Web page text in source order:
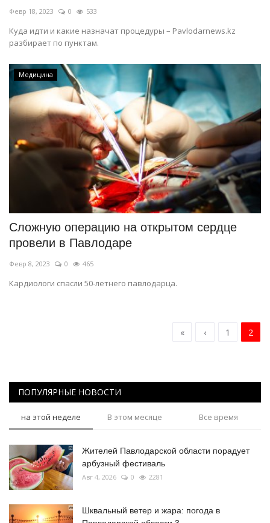
Февр 18, 2023 0 533
Куда идти и какие назначат процедуры – Pavlodarnews.kz
разбирает по пунктам.
Медицина
Сложную операцию на открытом сердце
провели в Павлодаре
Февр 8, 2023 0 465
Кардиологи спасли 50-летнего павлодарца.
« ‹ 1 2
ПОПУЛЯРНЫЕ НОВОСТИ
на этой неделе В этом месяце Все время
Жителей Павлодарской области порадует
арбузный фестиваль
Авг 4, 2026 0 2281
Шквальный ветер и жара: погода в